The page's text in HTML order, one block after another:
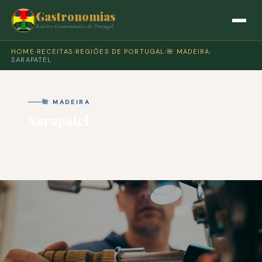
Gastronomias
Roteiro Gastronómico de Portugal
HOME › RECEITAS › REGIÕES DE PORTUGAL›🌺 MADEIRA›
SARAPATEL
🌺 MADEIRA